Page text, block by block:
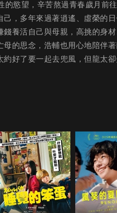
慾望，辛苦熬過青春歲月前
，多年來過著逍遙、虛榮的日
養活自己與母親，高挑的身
的思念，浩輔也用心地陪伴
約好了要一起去兜風，但龍太